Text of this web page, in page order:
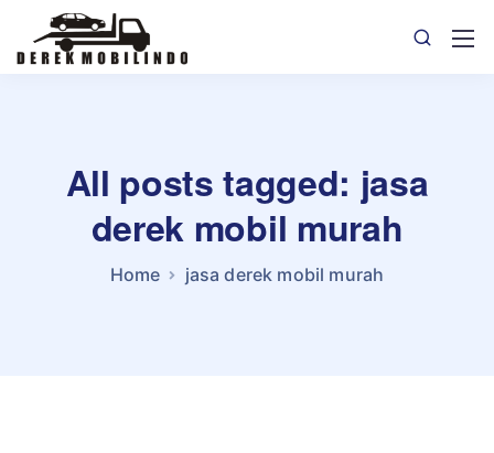
All posts tagged: jasa
derek mobil murah
Home jasa derek mobil murah